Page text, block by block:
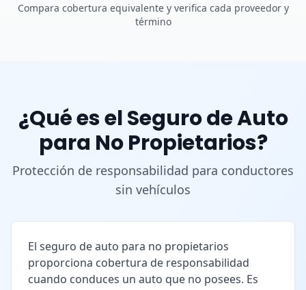
Compara cobertura equivalente y verifica cada proveedor y
término
¿Qué es el Seguro de Auto
para No Propietarios?
Protección de responsabilidad para conductores
sin vehículos
El seguro de auto para no propietarios
proporciona cobertura de responsabilidad
cuando conduces un auto que no posees. Es